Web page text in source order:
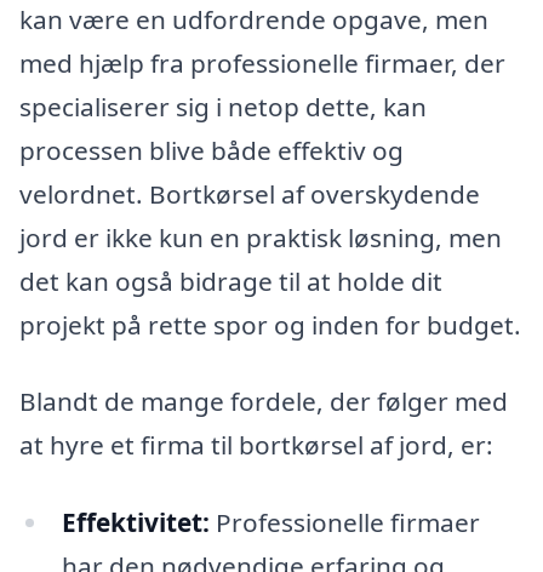
kan være en udfordrende opgave, men
med hjælp fra professionelle firmaer, der
specialiserer sig i netop dette, kan
processen blive både effektiv og
velordnet. Bortkørsel af overskydende
jord er ikke kun en praktisk løsning, men
det kan også bidrage til at holde dit
projekt på rette spor og inden for budget.
Blandt de mange fordele, der følger med
at hyre et firma til bortkørsel af jord, er:
Effektivitet: Professionelle firmaer